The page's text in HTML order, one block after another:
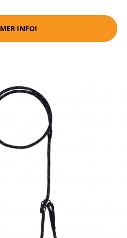
MER INFO!